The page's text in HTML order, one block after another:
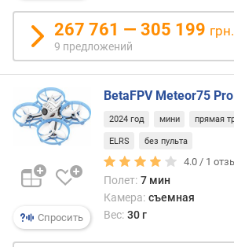
в
е
с
(
г
р
з
267 761 — 305 199 грн.
9 предложений
Спросить
BetaFPV Meteor75 Pro
2024 год мини прямая
ELRS без пульта
4.0 / 1
Полет: 7 мин
Камера: съемная
Вес: 30 г